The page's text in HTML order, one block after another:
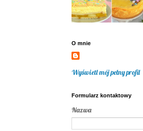
O mnie
Wyświetl mój pełny profil
Formularz kontaktowy
Nazwa